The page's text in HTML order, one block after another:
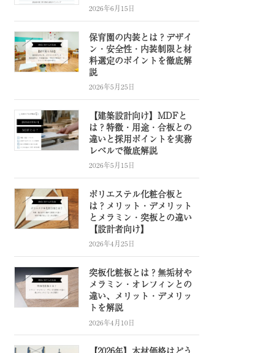
2026年6月15日
保育園の内装とは？デザイ
ン・安全性・内装制限と材
料選定のポイントを徹底解
説
2026年5月25日
【建築設計向け】MDFと
は？特徴・用途・合板との
違いと採用ポイントを実務
レベルで徹底解説
2026年5月15日
ポリエステル化粧合板と
は？メリット・デメリット
とメラミン・突板との違い
【設計者向け】
2026年4月25日
突板化粧板とは？無垢材や
メラミン・オレフィンとの
違い、メリット・デメリッ
トを解説
2026年4月10日